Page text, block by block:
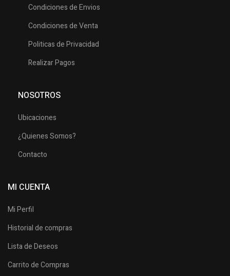
Condiciones de Envios
Condiciones de Venta
Politicas de Privacidad
Realizar Pagos
NOSOTROS
Ubicaciones
¿Quienes Somos?
Contacto
MI CUENTA
Mi Perfil
Historial de compras
Lista de Deseos
Carrito de Compras